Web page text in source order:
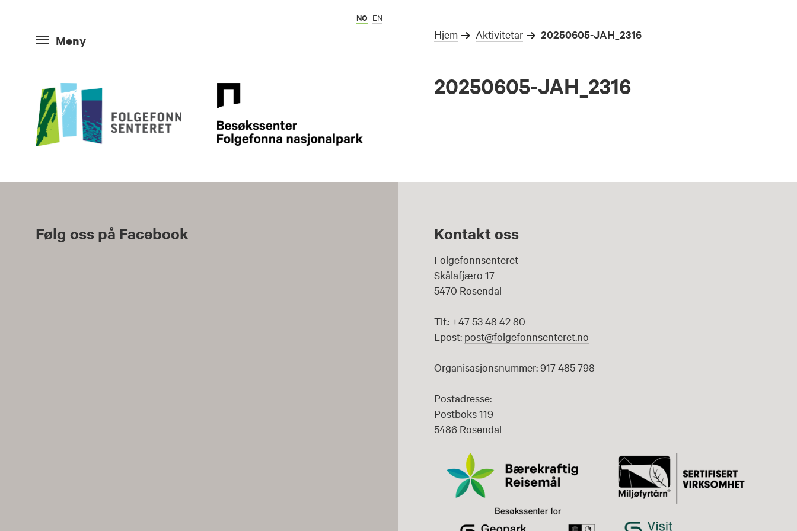
Meny
NO EN
Hjem Aktivitetar 20250605-JAH_2316
20250605-JAH_2316
Følg oss på Facebook Kontakt oss
Folgefonnsenteret
Skålafjæro 17
5470 Rosendal
Tlf.: +47 53 48 42 80
Epost: post@folgefonnsenteret.no
Organisasjonsnummer: 917 485 798
Postadresse:
Postboks 119
5486 Rosendal